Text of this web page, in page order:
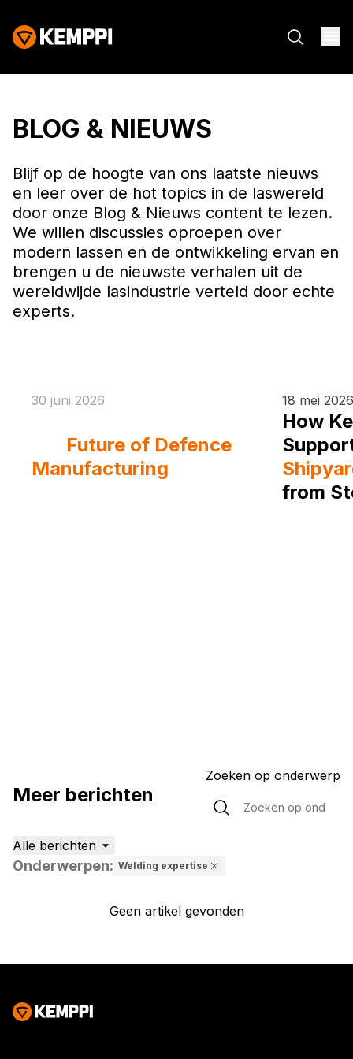
BLOG & NIEUWS
Blijf op de hoogte van ons laatste nieuws
en leer over de hot topics in de laswereld
door onze Blog & Nieuws content te lezen.
We willen discussies oproepen over
modern lassen en de ontwikkeling ervan en
brengen u de nieuwste verhalen uit de
wereldwijde lasindustrie verteld door echte
experts.
Future of Defence
Manufacturing
30 juni 2026
How
from
18 mei 2026
Meer berichten
Zoeken op onderwerp
Alle berichten
Onderwerpen: Welding expertise
Geen artikel gevondenGeen artikel gevonden